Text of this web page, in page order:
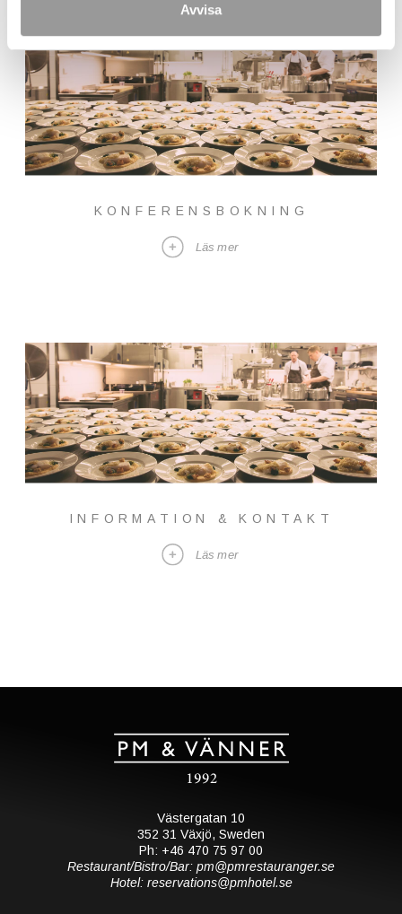
Avvisa
KONFERENSBOKNING
Läs mer
INFORMATION & KONTAKT
Läs mer
Västergatan 10
352 31 Växjö, Sweden
Ph: +46 470 75 97 00
Restaurant/Bistro/Bar: pm@pmrestauranger.se
Hotel: reservations@pmhotel.se